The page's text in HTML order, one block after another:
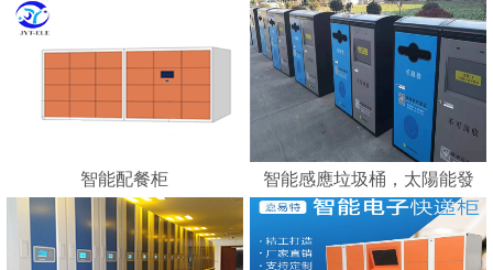
智能配餐柜
智能感應垃圾桶，太陽能發
電，智能垃圾分類的好幫手
---蘇州嘉易特電子科技有限